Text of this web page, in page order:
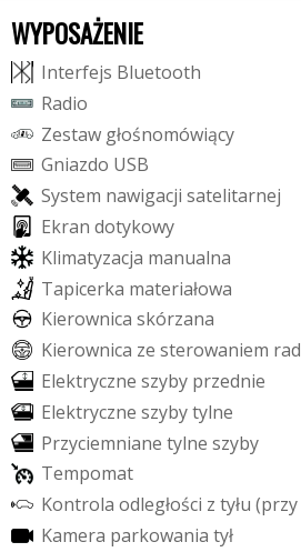
WYPOSAŻENIE
Interfejs Bluetooth
Radio
Zestaw głośnomówiący
Gniazdo USB
System nawigacji satelitarnej
Ekran dotykowy
Klimatyzacja manualna
Tapicerka materiałowa
Kierownica skórzana
Kierownica ze sterowaniem rad
Elektryczne szyby przednie
Elektryczne szybytylne
Przyciemniane tylne szyby
Tempomat
Kontrola odległości z tyłu (przy
Kamera parkowania tył